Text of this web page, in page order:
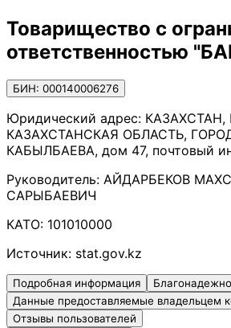
Товарищество с
ответственностью
БИН: 000140006276
Юридический адрес:
КАЗАХСТАНСКАЯ ОБЛАСТЬ,
КАБЫЛБАЕВА, дом 47, почтовый
Руководитель: АЙДАРБЕКОВ
САРЫБАЕВИЧ
КАТО: 101010000
Источник: stat.gov.kz
Подробная информация
Данные предоставляемые владельцем
Отзывы пользователей